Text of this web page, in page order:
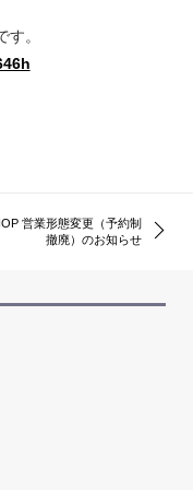
。
営業形態変更（予約制
撤廃）のお知らせ